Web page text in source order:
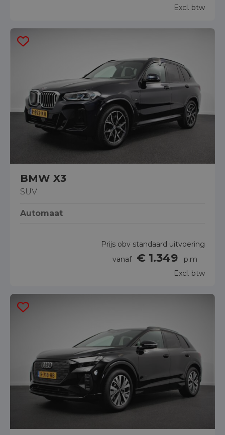
Excl. btw
BMW X3
SUV
Automaat
Prijs obv standaard uitvoering
vanaf € 1.349
p.m
Excl. btw